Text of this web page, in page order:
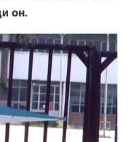
он.